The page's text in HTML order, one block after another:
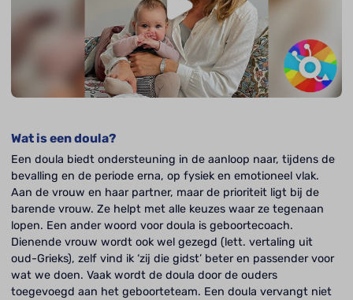
Wat is een doula?
Een doula biedt ondersteuning in de aanloop naar, tijdens de
bevalling en de periode erna, op fysiek en emotioneel vlak.
Aan de vrouw en haar partner, maar de prioriteit ligt bij de
barende vrouw. Ze helpt met alle keuzes waar ze tegenaan
lopen. Een ander woord voor doula is geboortecoach.
Dienende vrouw wordt ook wel gezegd (lett. vertaling uit
oud-Grieks), zelf vind ik ‘zij die gidst’ beter en passender voor
wat we doen. Vaak wordt de doula door de ouders
toegevoegd aan het geboorteteam. Een doula vervangt niet